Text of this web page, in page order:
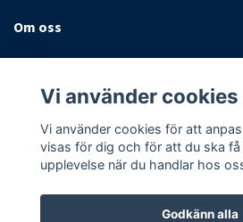
Om oss
Sociala medier
Vi använder cookies
Vi använder cookies för att
visas för dig och för att du ska få
upplevelse när du handlar hos
Godkänn alla